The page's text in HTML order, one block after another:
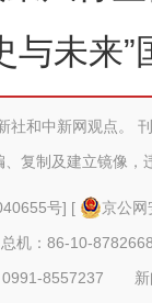
与未来
社和中新网观点。
复制及建立镜像，
号] [
京公
总机：86-10-
0991-8557237